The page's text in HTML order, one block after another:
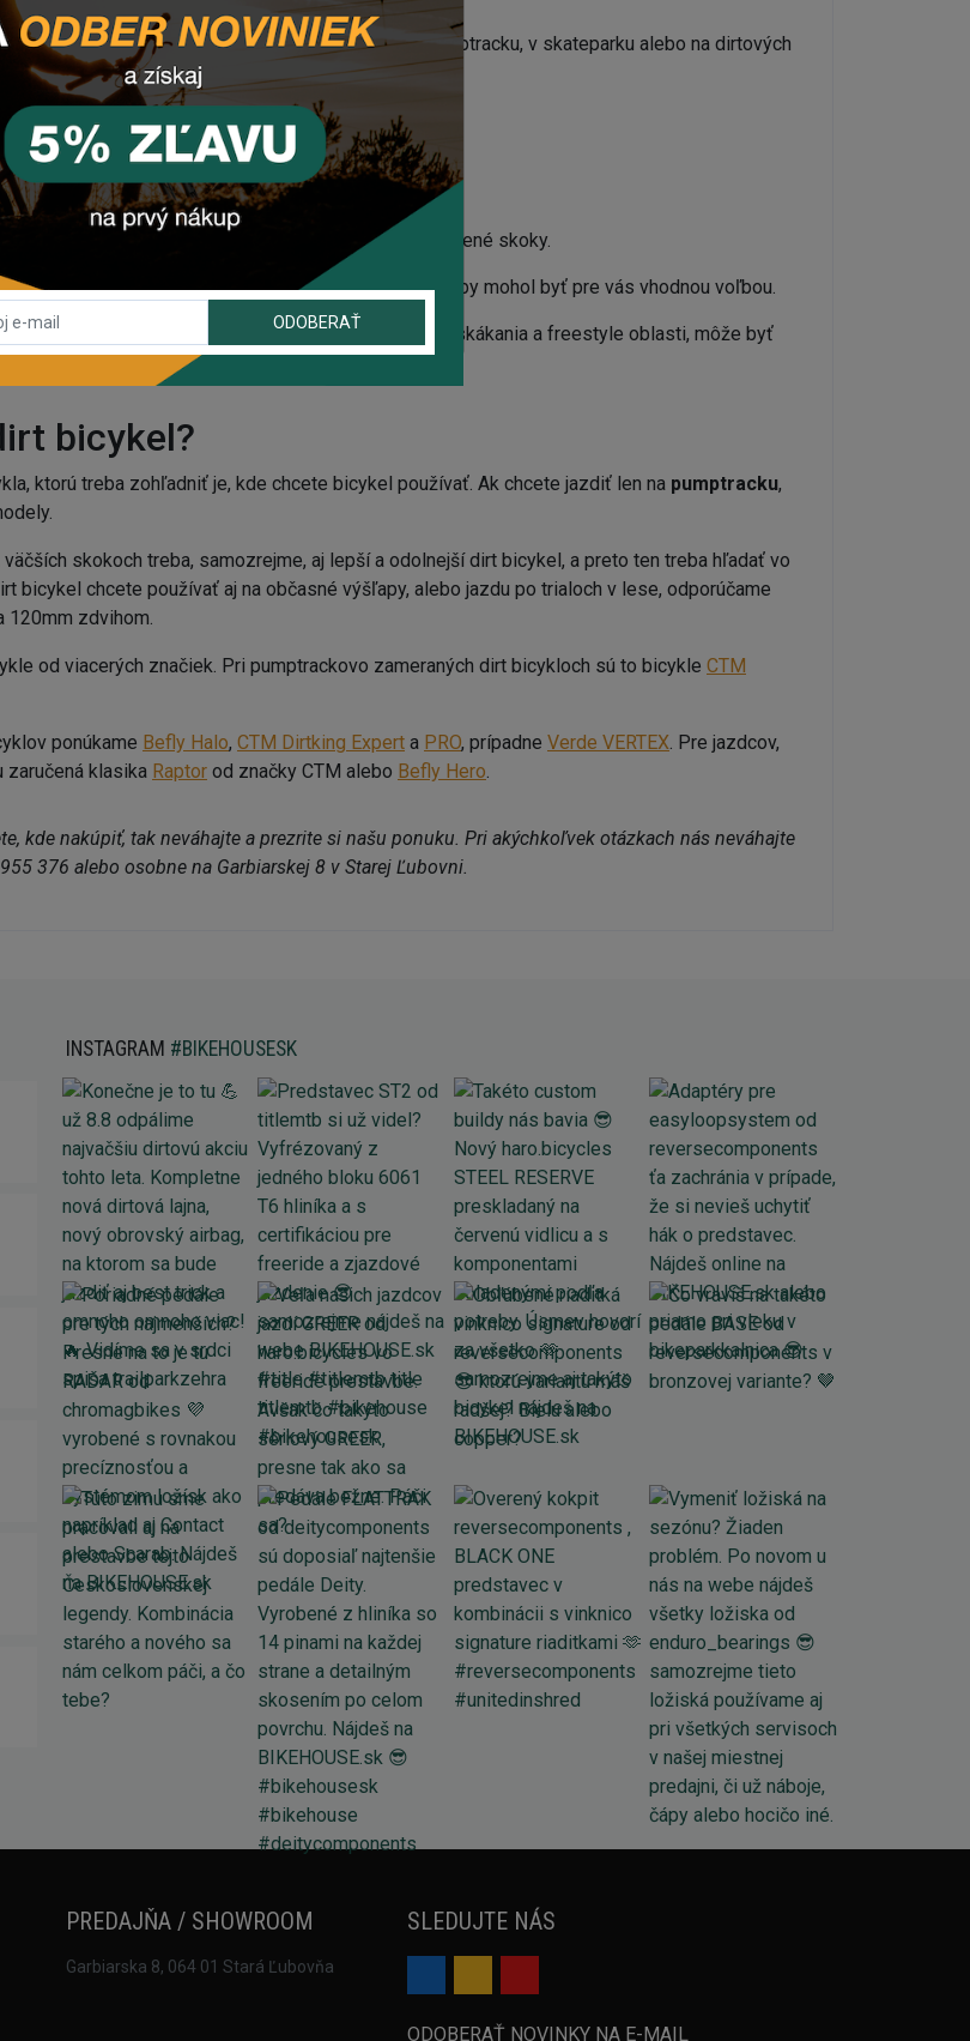
bicykla, čo znamená, že na bicykli sa povozíte na pumptracku, v skateparku alebo na dirtových
ako u bežných bicyklov, spôsobená vyššími tlakmi.
bicykel najvhodnejší?
ľudí, ktorí chcú jazdiť na pumptracku alebo jazdiť hlinené skoky.
aktivity, ako sú skákanie, skoky a triky, dirt bicykel by mohol byť pre vás vhodnou voľbou.
s bicyklovaním, a chcú sa posunúť do oblasti skákania a freestyle oblasti, môže byť
na rozšírenie zručností.
bicykel?
ktorú treba zohľadniť je, kde chcete bicykel používať. Ak chcete jazdiť len na pumptracku,
väčších skokoch treba, samozrejme, aj lepší a odolnejší dirt bicykel, a preto ten treba hľadať vo
bicykel chcete používať aj na občasné výšľapy, alebo jazdu po trialoch v lese, odporúčame
120mm zdvihom.
od viacerých značiek. Pri pumptrackovo zameraných dirt bicykloch sú to bicykle CTM
ponúkame Befly Halo, CTM Dirtking Expert a PRO, prípadne Verde VERTEX . Pre jazdcov,
zaručená klasika Raptor od značky CTM alebo Befly Hero
kde nakúpiť, tak neváhajte a prezrite si našu ponuku. Pri akýchkoľvek otázkach nás neváhajte
376 alebo osobne na Garbiarskej 8 v Starej Ľubovni.
INSTAGRAM #BIKEHOUSESK
PREDAJŇA / SHOWROOM
Garbiarska 8, 064 01 Stará Ľubovňa
SLEDUJTE NÁS
ODOBERAŤ NOVINKY NA E-MAIL
ODOBERAŤ